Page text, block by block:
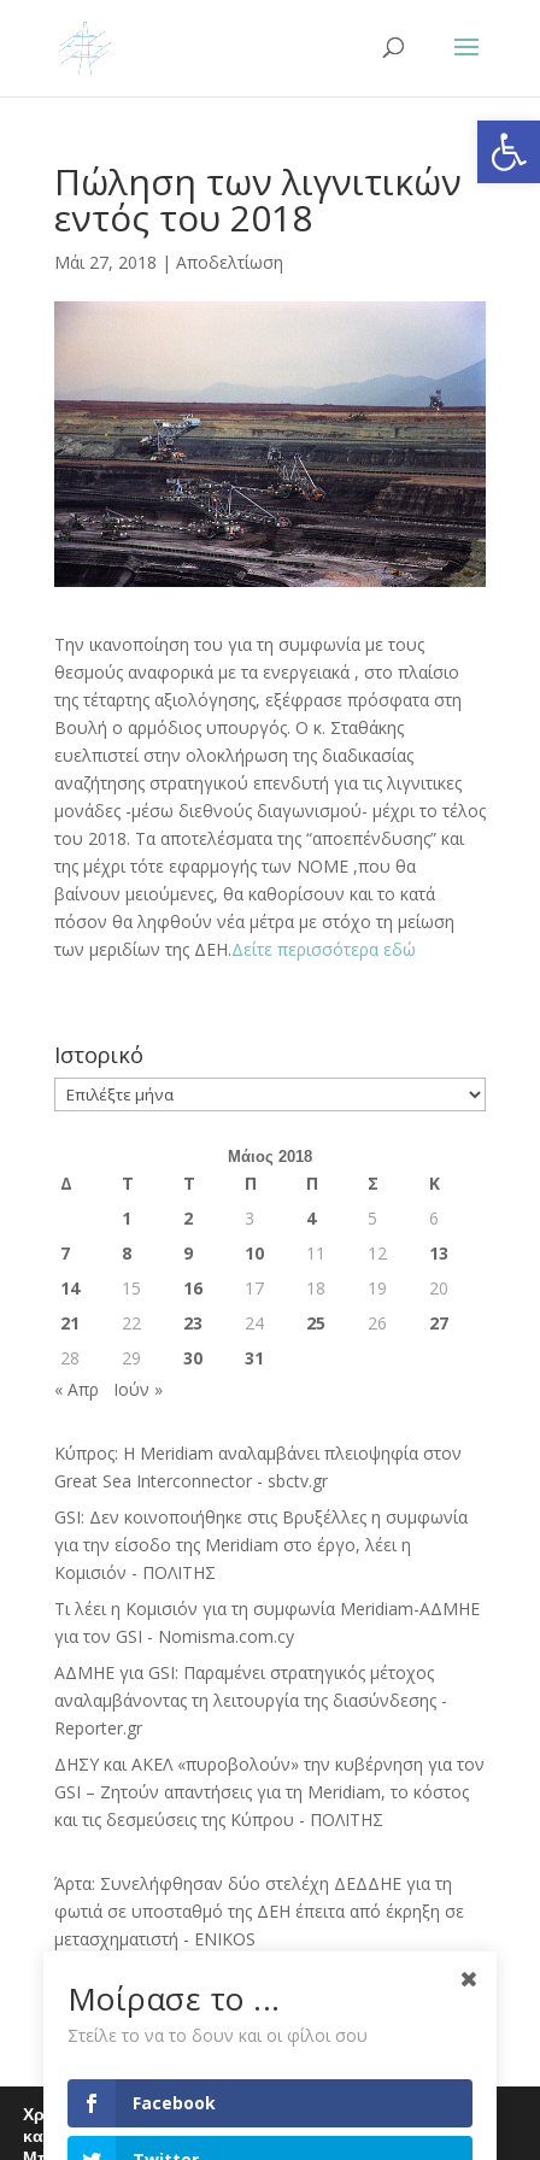
Πώληση των λιγνιτικών
εντός του 2018
Μάι 27, 2018 | Αποδελτίωση
Την ικανοποίηση του για τη συμφωνία με τους
θεσμούς αναφορικά με τα ενεργειακά , στο πλαίσιο
της τέταρτης αξιολόγησης, εξέφρασε πρόσφατα στη
Βουλή ο αρμόδιος υπουργός. Ο κ. Σταθάκης
ευελπιστεί στην ολοκλήρωση της διαδικασίας
αναζήτησης στρατηγικού επενδυτή για τις λιγνιτικες
μονάδες -μέσω διεθνούς διαγωνισμού- μέχρι το τέλος
του 2018. Τα αποτελέσματα της “αποεπένδυσης” και
της μέχρι τότε εφαρμογής των ΝΟΜΕ ,που θα
βαίνουν μειούμενες, θα καθορίσουν και το κατά
πόσον θα ληφθούν νέα μέτρα με στόχο τη μείωση
των μεριδίων της ΔΕΗ.Δείτε περισσότερα εδώ
Ιστορικό
Ιστορικό
Μάιος 2018
Δ Τ Τ Π Π Σ
Κ
1
2 3 4 5
6
7
8 9 10 11 12
13
14
15 16 17 18 19
20
21
22 23 24 25 26
27
28
29 30
31
« Απρ
Ιούν »
Κύπρος: Η Meridiam αναλαμβάνει πλειοψηφία στον
Great Sea Interconnector - sbctv.gr
GSI: Δεν κοινοποιήθηκε στις Βρυξέλλες η συμφωνία
για την είσοδο της Meridiam στο έργο, λέει η
Κομισιόν - ΠΟΛΙΤΗΣ
Τι λέει η Κομισιόν για τη συμφωνία Meridiam-ΑΔΜΗΕ
για τον GSI - Nomisma.com.cy
ΑΔΜΗΕ για GSI: Παραμένει στρατηγικός μέτοχος
αναλαμβάνοντας τη λειτουργία της διασύνδεσης -
Reporter.gr
ΔΗΣΥ και ΑΚΕΛ «πυροβολούν» την κυβέρνηση για τον
GSI – Ζητούν απαντήσεις για τη Meridiam, το κόστος
και τις δεσμεύσεις της Κύπρου - ΠΟΛΙΤΗΣ
Άρτα: Συνελήφθησαν δύο στελέχη ΔΕΔΔΗΕ για τη
φωτιά σε υποσταθμό της ΔΕΗ έπειτα από έκρηξη σε
μετασχηματιστή - ENIKOS
Γενική συνέλευση του Πανελλαδικού Συνταξιούχων
ΔΕΗ - eleftheria.gr
Έντονη αντίδραση των συνταξιούχων ΔΕΗ Π.Ε.
εγκαταστάσεων της ΔΕΗ - neaflorina.gr
Χ.Α.: Μοιρασμένο το ταμπλό – Υπεραπόδοση για
Χρησιμοποιούμε cookies για να σας προσφέρουμε μία
καλύτερη εμπειρία περιήγησης στον ιστότοπό μας.
Μοίρασε το ...
Στείλε το να το δουν και οι φίλοι σου
Facebook